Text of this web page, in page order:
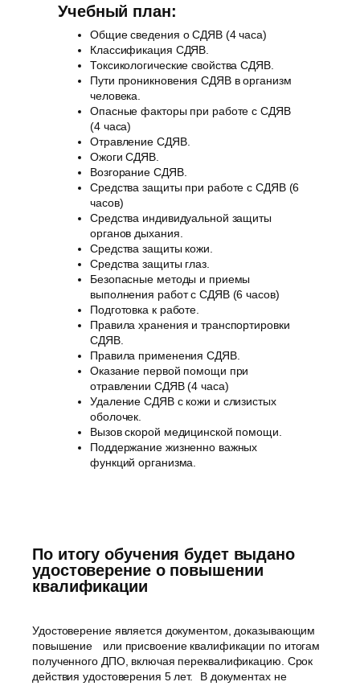
Учебный план:
Общие сведения о СДЯВ (4 часа)
Классификация СДЯВ.
Токсикологические свойства СДЯВ.
Пути проникновения СДЯВ в организм
человека.
Опасные факторы при работе с СДЯВ
(4 часа)
Отравление СДЯВ.
Ожоги СДЯВ.
Возгорание СДЯВ.
Средства защиты при работе с СДЯВ (6
часов)
Средства индивидуальной защиты
органов дыхания.
Средства защиты кожи.
Средства защиты глаз.
Безопасные методы и приемы
выполнения работ с СДЯВ (6 часов)
Подготовка к работе.
Правила хранения и транспортировки
СДЯВ.
Правила применения СДЯВ.
Оказание первой помощи при
отравлении СДЯВ (4 часа)
Удаление СДЯВ с кожи и слизистых
оболочек.
Вызов скорой медицинской помощи.
Поддержание жизненно важных
функций организма.
По итогу обучения будет выдано
удостоверение о повышении
квалификации
Удостоверение является документом, доказывающим
повышение или присвоение квалификации по итогам
полученного ДПО, включая переквалификацию. Срок
действия удостоверения 5 лет. В документах не